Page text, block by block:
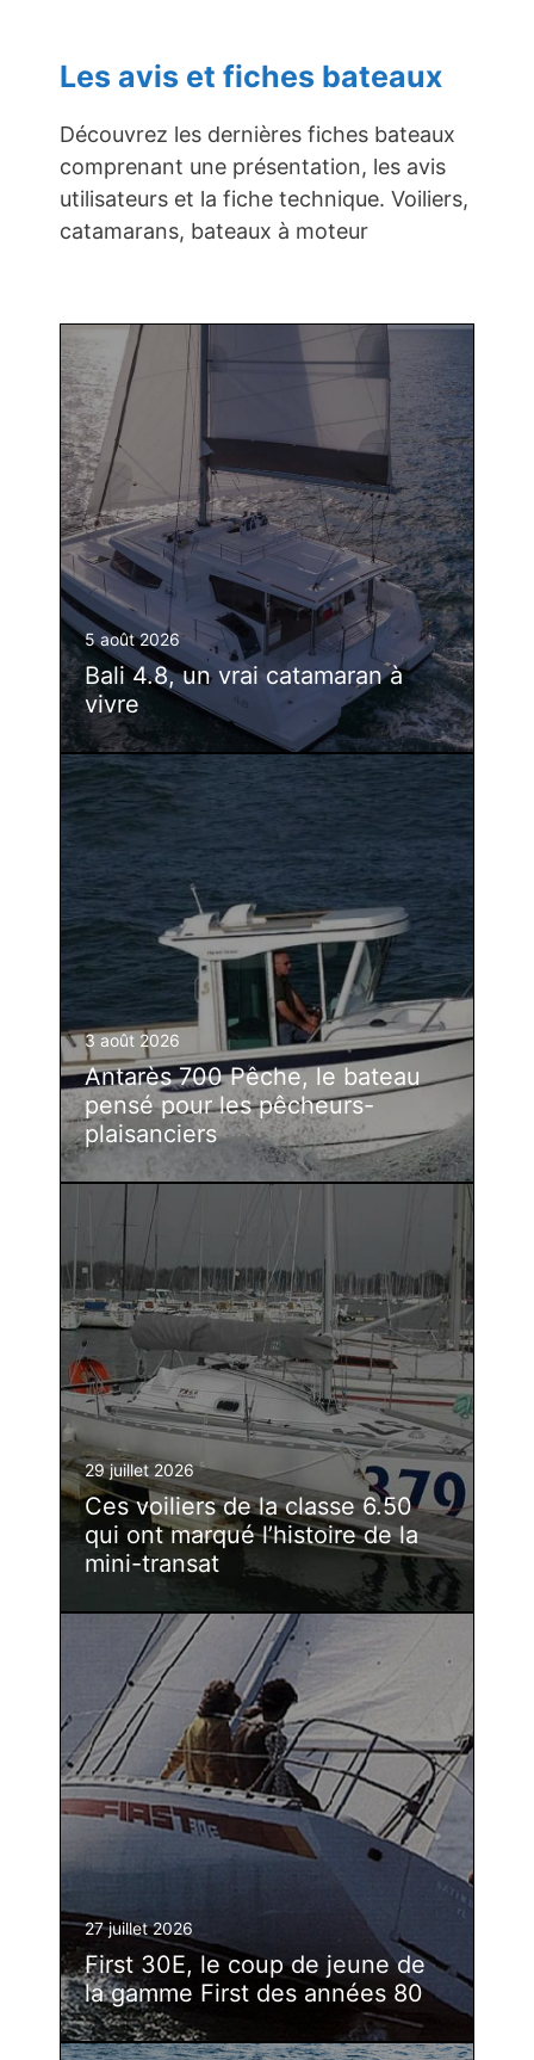
Les avis et fiches bateaux
Découvrez les dernières fiches bateaux
comprenant une présentation, les avis
utilisateurs et la fiche technique. Voiliers,
catamarans, bateaux à moteur
5 août 2026
Bali 4.8, un vrai catamaran à
vivre
3 août 2026
Antarès 700 Pêche, le bateau
pensé pour les pêcheurs-
plaisanciers
29 juillet 2026
Ces voiliers de la classe 6.50
qui ont marqué l’histoire de la
mini-transat
27 juillet 2026
First 30E, le coup de jeune de
la gamme First des années 80